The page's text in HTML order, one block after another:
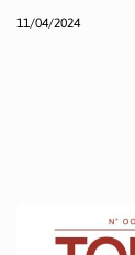
11/04/2024